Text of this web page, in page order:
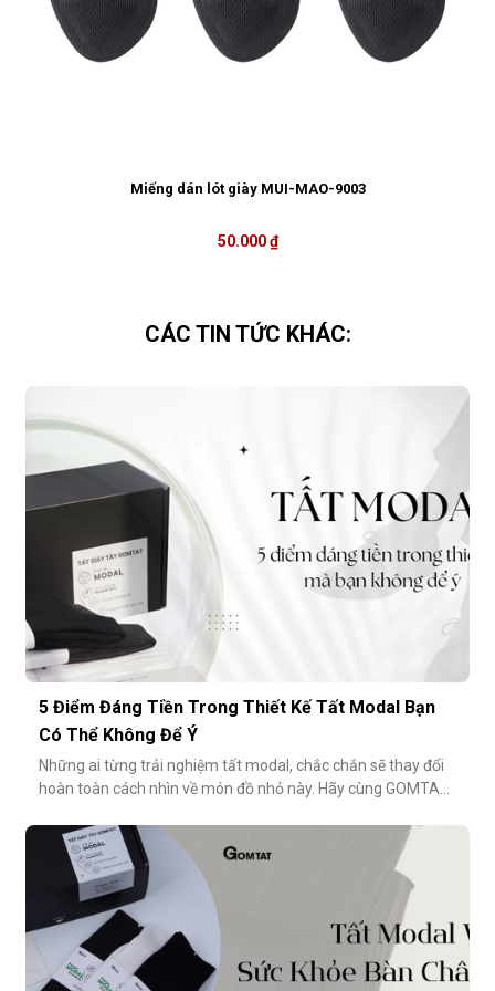
Miếng dán lót giày MUI-MAO-9003
50.000 ₫
CÁC TIN TỨC KHÁC:
5 Điểm Đáng Tiền Trong Thiết Kế Tất Modal Bạn
Có Thể Không Để Ý
Những ai từng trải nghiệm tất modal, chắc chắn sẽ thay đổi
hoàn toàn cách nhìn về món đồ nhỏ này. Hãy cùng GOMTAT
modal cao cấp – những điều có thể bạn chưa từng để ý
nhưng lại ảnh hưởng rất nhiều đến trải nghiệm hằng
ngày.Chất liệu sợi modalĐiểm